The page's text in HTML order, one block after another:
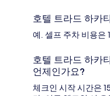
호텔 트라드 하카
예. 셀프 주차 비용은
호텔 트라드 하카
언제인가요?
체크인 시작 시간은